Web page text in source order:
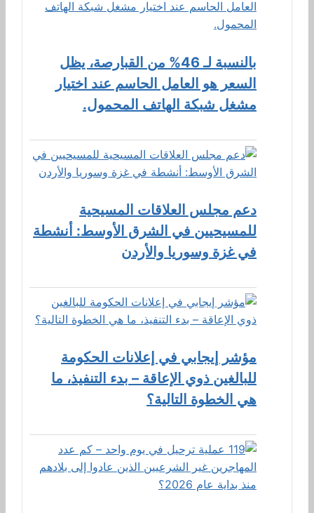
بالنسبة لـ 46% من القبارصة، يظل
السعر هو العامل الحاسم عند اختيار
مشغل شبكة الهاتف المحمول.
دعم مجلس العلاقات المسيحية
للمسيحيين في الشرق الأوسط: أنشطة
في غزة وسوريا والأردن
مؤشر إيجابي في إعلانات الحكومة
للبالغين ذوي الإعاقة – بدء التنفيذ، ما
هي الخطوة التالية؟